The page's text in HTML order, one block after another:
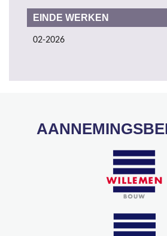
EINDE WERKEN
02-2026